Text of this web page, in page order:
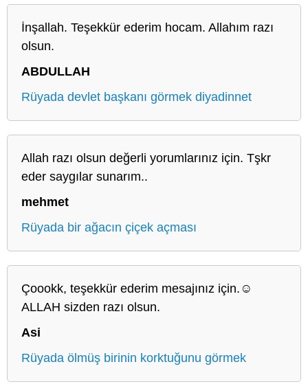
İnşallah. Teşekkür ederim hocam. Allahım razı
olsun.
ABDULLAH
Rüyada devlet başkanı görmek diyadinnet
Allah razı olsun değerli yorumlarınız için. Tşkr
eder saygılar sunarım..
mehmet
Rüyada bir ağacın çiçek açması
Çoookk, teşekkür ederim mesajınız için.☺️
ALLAH sizden razı olsun.
Asi
Rüyada ölmüş birinin korktuğunu görmek